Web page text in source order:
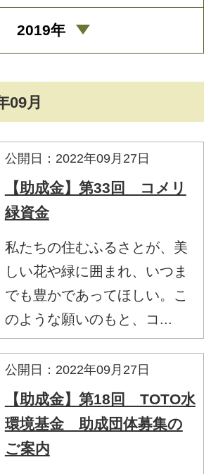
09月
公開日：2022年09月27日
【助成金】第33回 コメリ
緑資金
私たちの住むふるさとが、美
しい花や緑に囲まれ、いつま
でも豊かであってほしい。こ
のような願いのもと、コ...
公開日：2022年09月27日
【助成金】第18回 TOTO水
環境基金 助成団体募集の
ご案内
2019年